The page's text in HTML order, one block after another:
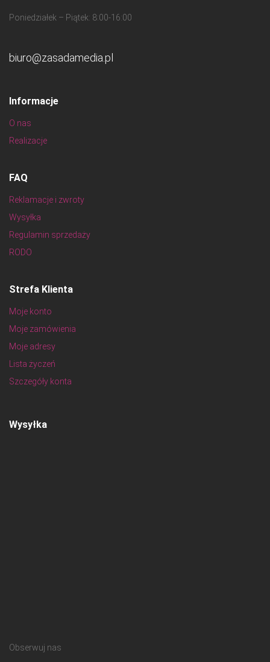
Poniedziałek – Piątek: 8:00-16:00
biuro@zasadamedia.pl
Informacje
O nas
Realizacje
FAQ
Reklamacje i zwroty
Wysyłka
Regulamin sprzedaży
RODO
Strefa Klienta
Moje konto
Moje zamówienia
Moje adresy
Lista życzeń
Szczegóły konta
Wysyłka
Obserwuj nas